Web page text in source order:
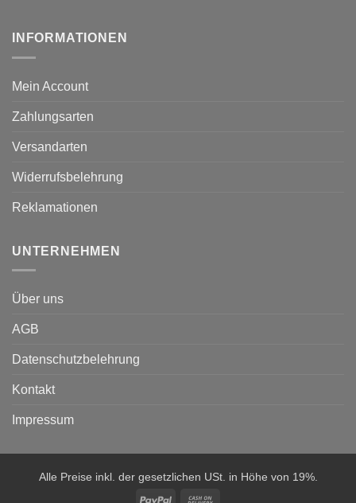
INFORMATIONEN
Mein Account
Zahlungsarten
Versandarten
Widerrufsbelehrung
Reklamationen
UNTERNEHMEN
Über uns
AGB
Datenschutzbelehrung
Kontakt
Impressum
Alle Preise inkl. der gesetzlichen USt. in Höhe von 19%.
PayPal